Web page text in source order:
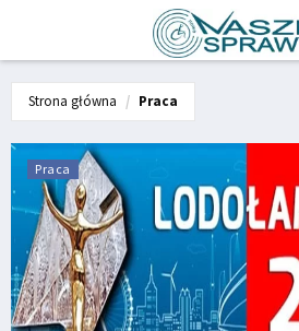
Strona główna Praca
Praca